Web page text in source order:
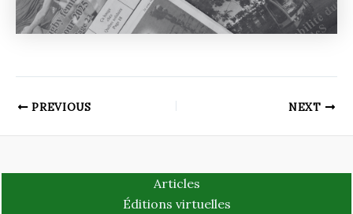
PREVIOUS NEXT
Articles
Éditions virtuelles